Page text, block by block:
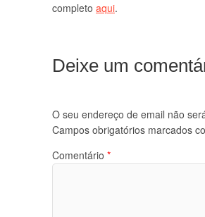
completo aqui.
Deixe um
O seu endereço de email não
Campos obrigatórios marcados
Comentário *